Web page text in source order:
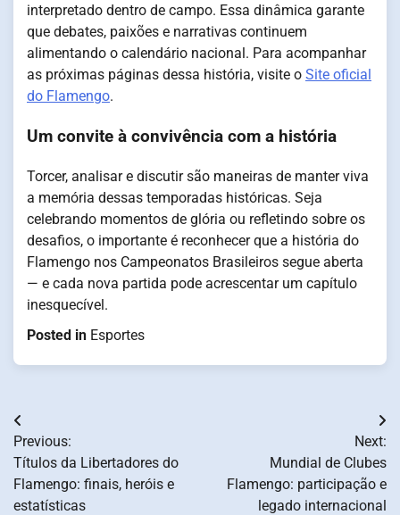
interpretado dentro de campo. Essa dinâmica garante
que debates, paixões e narrativas continuem
alimentando o calendário nacional. Para acompanhar
as próximas páginas dessa história, visite o Site oficial
do Flamengo.
Um convite à convivência com a história
Torcer, analisar e discutir são maneiras de manter viva
a memória dessas temporadas históricas. Seja
celebrando momentos de glória ou refletindo sobre os
desafios, o importante é reconhecer que a história do
Flamengo nos Campeonatos Brasileiros segue aberta
— e cada nova partida pode acrescentar um capítulo
inesquecível.
Posted in Esportes
Post
navigation
Previous:
Títulos da Libertadores do
Flamengo: finais, heróis e
estatísticas
Next:
Mundial de Clubes
Flamengo: participação e
legado internacional